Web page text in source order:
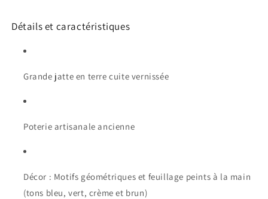
Détails et caractéristiques
Grande jatte en terre cuite vernissée
Poterie artisanale ancienne
Décor : Motifs géométriques et feuillage peints à la main
(tons bleu, vert, crème et brun)